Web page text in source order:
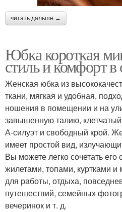
читать дальше →
Юбка короткая
стиль и комфорт
Женская юбка из
ткани, мягкая и удобная,
ношения в помещении и на
завышенную талию,
А-силуэт и свободный крой.
имеет простой вид,
Вы можете легко сочетать
жилетами, топами, куртками
для работы, отдыха,
путешествий, семейных
вечеринок и т. д.